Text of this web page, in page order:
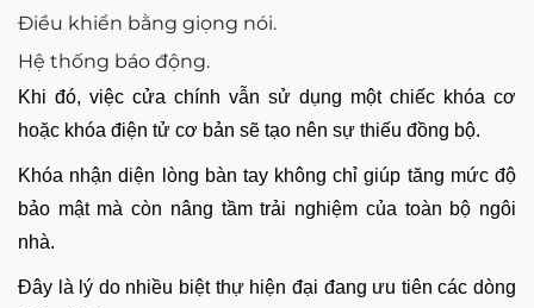
Điều khiển bằng giọng nói.
Hệ thống báo động.
Khi đó, việc cửa chính vẫn sử dụng một chiếc khóa cơ
hoặc khóa điện tử cơ bản sẽ tạo nên sự thiếu đồng bộ.
Khóa nhận diện lòng bàn tay không chỉ giúp tăng mức độ
bảo mật mà còn nâng tầm trải nghiệm của toàn bộ ngôi
nhà.
Đây là lý do nhiều biệt thự hiện đại đang ưu tiên các dòng